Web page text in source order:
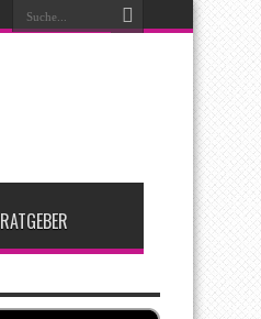
RATGEBER